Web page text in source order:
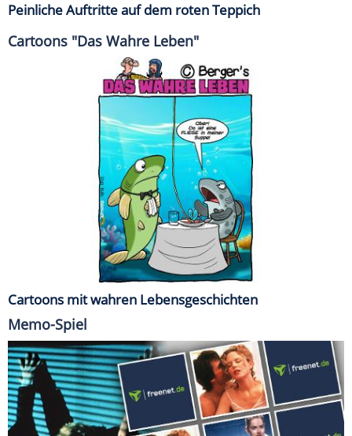
Peinliche Auftritte auf dem roten Teppich
Cartoons "Das Wahre Leben"
Cartoons mit wahren Lebensgeschichten
Memo-Spiel